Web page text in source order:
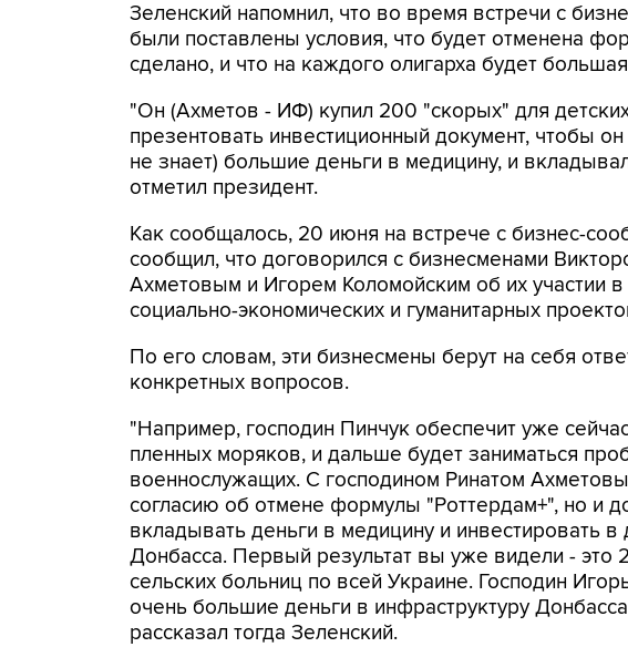
Зеленский напомнил, что во время встречи с
были поставлены условия, что будет отменена
сделано, и что на каждого олигарха будет
"Он (Ахметов - ИФ) купил 200 "скорых" для
презентовать инвестиционный документ, чтобы
не знает) большие деньги в медицину, и
отметил президент.
Как сообщалось, 20 июня на встрече с бизнес-
сообщил, что договорился с бизнесменами
Ахметовым и Игорем Коломойским об их участии
социально-экономических и гуманитарных
По его словам, эти бизнесмены берут на себя
конкретных вопросов.
"Например, господин Пинчук обеспечит уже
пленных моряков, и дальше будет заниматься
военнослужащих. С господином Ринатом
согласию об отмене формулы "Роттердам+", но и
вкладывать деньги в медицину и инвестировать в
Донбасса. Первый результат вы уже видели - это
сельских больниц по всей Украине. Господин
очень большие деньги в инфраструктуру
рассказал тогда Зеленский.